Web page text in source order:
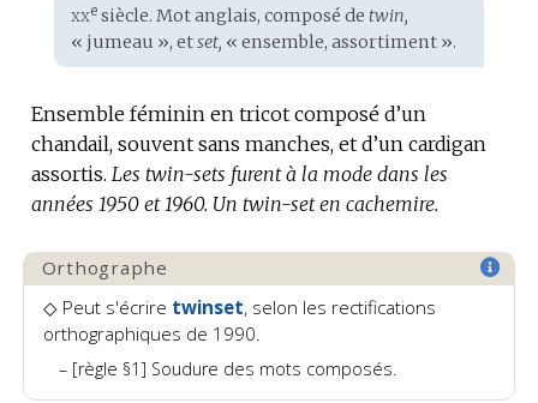
Étymologie
:
xxesiècle. Motanglais, composé de twin,
« jumeau », etset, « ensemble, assortiment ».
Ensemble féminin en tricot composé d’un
chandail, souvent sans manches, et d’un cardigan
assortis. Les twin-sets furent à la mode dans les
années 1950 et 1960. Un twin-set en cachemire.
Orthographe
◇ Peut s'écrire twinset, selon les rectifications
orthographiques de 1990.
[règle §1] Soudure des mots composés.